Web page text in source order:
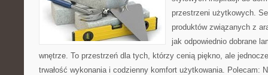
przestrzeni użytkowych.
produktów związanych z
jak odpowiednio dobrane
wnętrze. To przestrzeń dla tych, którzy cenią piękno, ale
trwałość wykonania i codzienny komfort użytkowania. Polecam: